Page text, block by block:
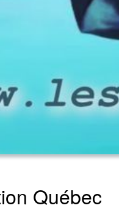
Québec